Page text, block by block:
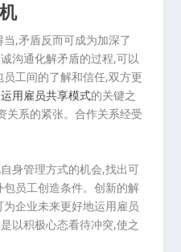
,矛盾反而可成为加深了
沟通化解矛盾的过程,可以
工间的了解和信任,双方更
用雇员共享模式的关键之
关系的紧张。合作关系经受
身管理方式的机会,找出可
员工创造条件。创新的解
企业未来更好地运用雇员
以积极心态看待冲突,使之